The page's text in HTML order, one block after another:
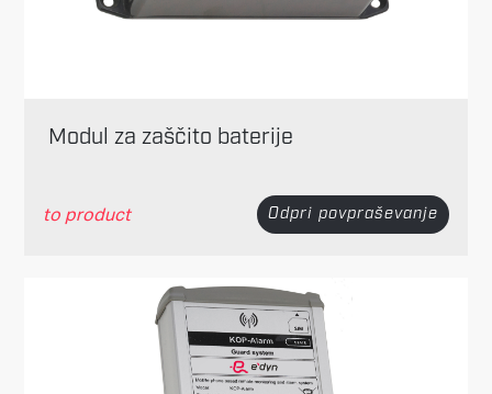
Modul za zaščito baterije
to product Odpri povpraševanje